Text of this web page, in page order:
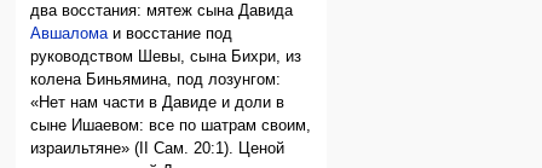
два восстания: мятеж сына Давида
Авшалома и восстание под
руководством Шевы, сына Бихри, из
колена Биньямина, под лозунгом:
«Нет нам части в Давиде и доли в
сыне Ишаевом: все по шатрам своим,
израильтяне» (II Сам. 20:1). Ценой